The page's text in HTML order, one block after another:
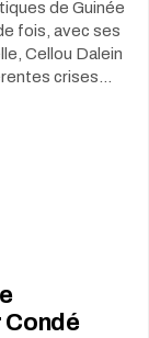
de Guinée
fois, avec ses
Cellou Dalein
crises…